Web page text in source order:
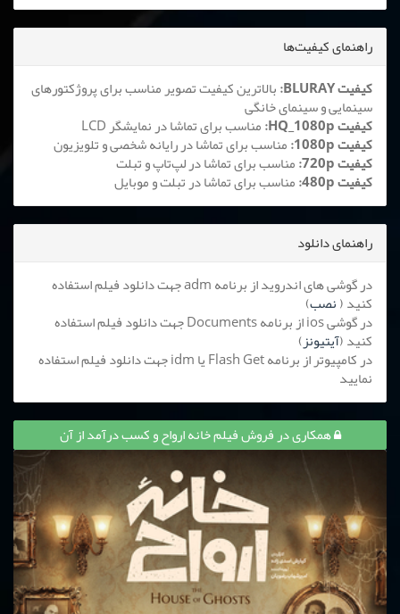
راهنمای کیفیت‌ها
کیفیت BLURAY:
بالاترین کیفیت تصویر مناسب برای پروژکتورهای
سینمایی و سینمای خانگی
کیفیت HQ_1080p: مناسب برای تماشا در نمایشگر LCD
کیفیت 1080p: مناسب برای تماشا در رایانه شخصی و تلویزیون
کیفیت 720p: مناسب برای تماشا در لپ‌تاپ و تبلت
کیفیت 480p: مناسب برای تماشا در تبلت و موبایل
راهنمای دانلود
در گوشی های اندروید از برنامه adm جهت دانلود فیلم استفاده
کنید (نصب)
در گوشی ios از برنامه Documents جهت دانلود فیلم استفاده
کنید (آیتیونز)
در کامپیوتر از برنامه Flash Get یا idm جهت دانلود فیلم استفاده
نمایید
همکاری در فروش فیلم خانه ارواح و کسب درآمد از آن